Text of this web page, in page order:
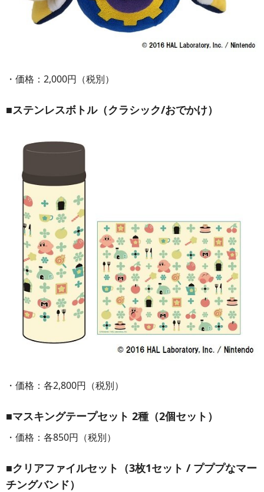
・価格：2,000円（税別）
■ステンレスボトル（クラシック/おでかけ）
・価格：各2,800円（税別）
■マスキングテープセット 2種（2個セット）
・価格：各850円（税別）
■クリアファイルセット（3枚1セット / プププなマー
チングバンド）